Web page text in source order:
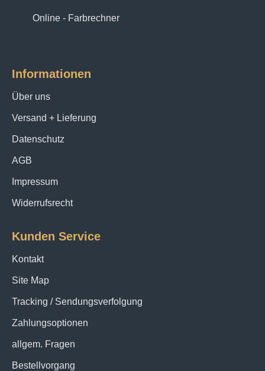
Online - Farbrechner
Informationen
Über uns
Versand + Lieferung
Datenschutz
AGB
Impressum
Widerrufsrecht
Kunden Service
Kontakt
Site Map
Tracking / Sendungsverfolgung
Zahlungsoptionen
allgem. Fragen
Bestellvorgang